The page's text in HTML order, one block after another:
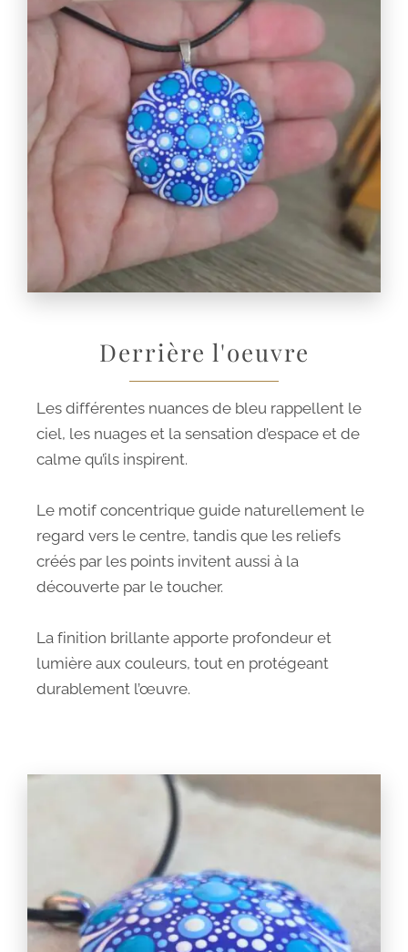
Derrière l'oeuvre
Les différentes nuances de bleu rappellent le
ciel, les nuages et la sensation d’espace et de
calme qu’ils inspirent.
Le motif concentrique guide naturellement le
regard vers le centre, tandis que les reliefs
créés par les points invitent aussi à la
découverte par le toucher.
La finition brillante apporte profondeur et
lumière aux couleurs, tout en protégeant
durablement l’œuvre.